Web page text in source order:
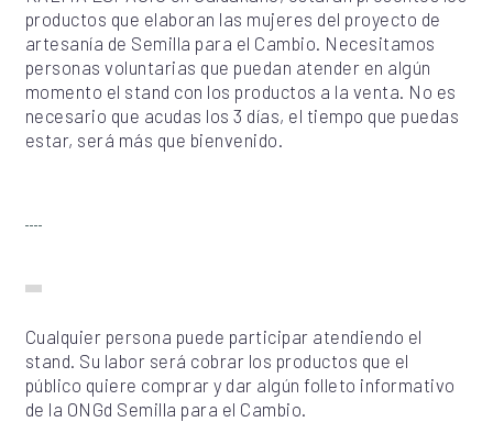
productos que elaboran las mujeres del proyecto de
artesanía de Semilla para el Cambio. Necesitamos
personas voluntarias que puedan atender en algún
momento el stand con los productos a la venta. No es
necesario que acudas los 3 días, el tiempo que puedas
estar, será más que bienvenido.
Cualquier persona puede participar atendiendo el
stand. Su labor será cobrar los productos que el
público quiere comprar y dar algún folleto informativo
de la ONGd Semilla para el Cambio.